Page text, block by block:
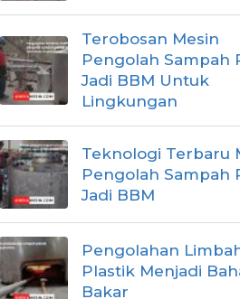
Terobosan Mesin
Pengolah Sampah
Jadi BBM Untuk
Lingkungan
Teknologi Terbaru
Pengolah Sampah
Jadi BBM
Pengolahan
Plastik Menjadi
Bakar